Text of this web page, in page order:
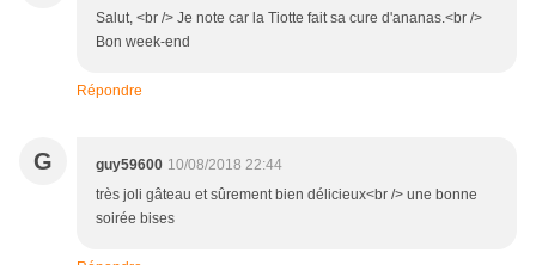
Salut, <br /> Je note car la Tiotte fait sa cure d'ananas.<br />
Bon week-end
Répondre
G guy59600 10/08/2018 22:44
très joli gâteau et sûrement bien délicieux<br /> une bonne
soirée bises